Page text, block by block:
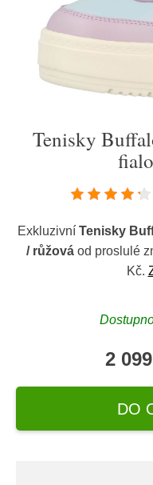
Tenisky
Exkluzivní Tenisky
/ růžová od proslulé
Kč.
2
DO